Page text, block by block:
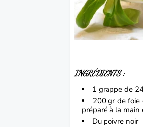
INGRÉDIENTS :
1 grappe de
200 gr de foie
préparé à la main
Du poivre noir